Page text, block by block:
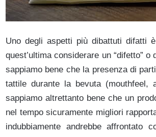
Uno degli aspetti più dibattuti difatti
quest’ultima considerare un “difetto”
sappiamo bene che la presenza di
tattile durante la bevuta (mouthfeel,
sappiamo altrettanto bene che un
nel tempo sicuramente migliori
indubbiamente andrebbe